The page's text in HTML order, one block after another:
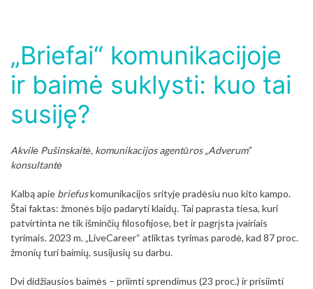
„Briefai“ komunikacijoje
ir baimė suklysti: kuo tai
susiję?
Akvilė Pušinskaitė, komunikacijos agentūros „Adverum“
konsultantė
Kalbą apie briefuskomunikacijos srityje pradėsiu nuo kito kampo.
Štai faktas: žmonės bijo padaryti klaidų. Tai paprasta tiesa, kuri
patvirtinta ne tik išminčių filosofijose, bet ir pagrįsta įvairiais
tyrimais. 2023 m. „LiveCareer“ atliktas tyrimas parodė, kad 87 proc.
žmonių turi baimių, susijusių su darbu.
Dvi didžiausios baimės – priimti sprendimus (23 proc.) ir prisiimti